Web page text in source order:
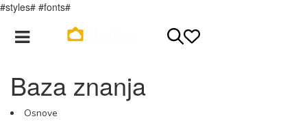
#styles# #fonts#
Baza znanja
Osnove